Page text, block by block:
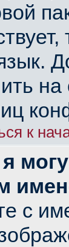
к
я
с